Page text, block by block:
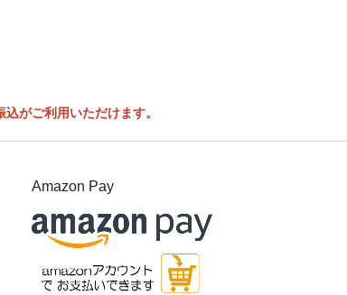
がご利用いただけます。
Amazon Pay